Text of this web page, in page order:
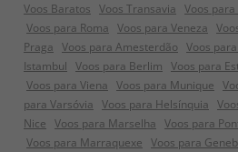
Voos Baratos Voos Transavia Voos
Voos para Roma Voos para Veneza
Praga Voos para Amesterdão Voos
Istambul Voos para Berlim Voos para
Voos para Viena Voos para Munique
para Varsóvia Voos para Helsínquia
Nice Voos para Marselha Voos para
Voos para Marraquexe Voos para